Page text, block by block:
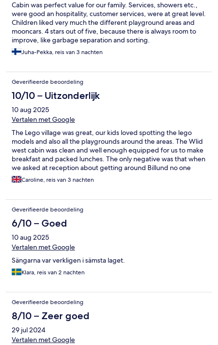
Cabin was perfect value for our family. Services, showers etc.,
were good an hospitality, customer services, were at great level.
Children liked very much the different playground areas and
mooncars. 4 stars out of five, because there is always room to
improve, like garbage separation and sorting.
Juha-Pekka, reis van 3 nachten
Geverifieerde beoordeling
10/10 – Uitzonderlijk
10 aug 2025
Vertalen met Google
The Lego village was great, our kids loved spotting the lego
models and also all the playgrounds around the areas. The Wlid
west cabin was clean and well enough equipped for us to make
breakfast and packed lunches. The only negative was that when
we asked at reception about getting around Billund no one
mentioned the free shuttle bus, we only found out about it on
our last day.
Caroline, reis van 3 nachten
Geverifieerde beoordeling
6/10 – Goed
10 aug 2025
Vertalen met Google
Sängarna var verkligen i sämsta laget.
Klara, reis van 2 nachten
Geverifieerde beoordeling
8/10 – Zeer goed
29 jul 2024
Vertalen met Google